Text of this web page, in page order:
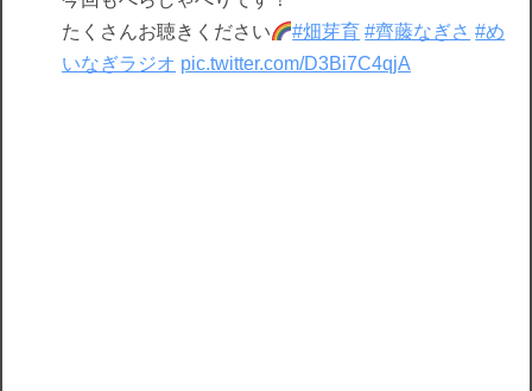
たくさんお聴きください
#畑芽育 #齊藤なぎさ #め
いなぎラジオ pic.twitter.com/D3Bi7C4qjA